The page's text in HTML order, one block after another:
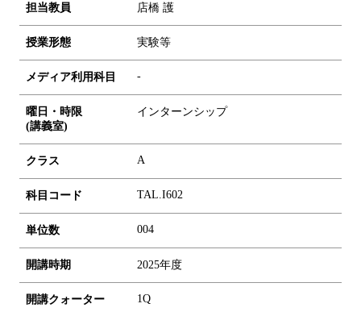
担当教員 店橋 護
授業形態 実験等
メディア利用科目 -
曜日・時限
(講義室)
インターンシップ
クラス A
科目コード TAL.I602
単位数 004
開講時期 2025年度
開講クォーター 1Q